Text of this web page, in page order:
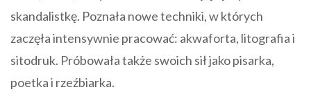
skandalistkę. Poznała nowe techniki, w których
zaczęła intensywnie pracować: akwaforta, litografia i
sitodruk. Próbowała także swoich sił jako pisarka,
poetka i rzeźbiarka.